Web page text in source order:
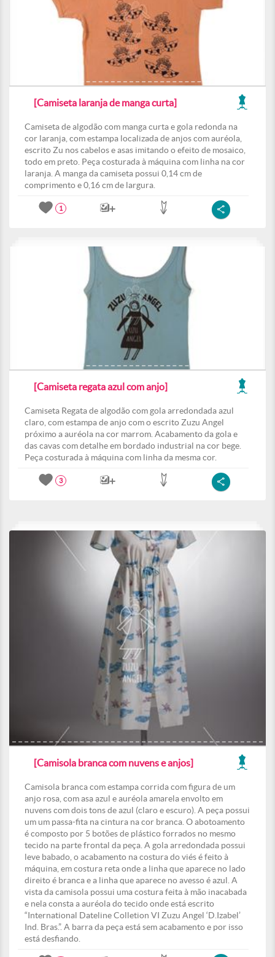
[Camiseta laranja de manga curta]
Camiseta de algodão com manga curta e gola redonda na
cor laranja, com estampa localizada de anjos com auréola,
escrito Zu nos cabelos e asas imitando o efeito de mosaico,
todo em preto. Peça costurada à máquina com linha na cor
laranja. A manga da camiseta possui 0,14 cm de
comprimento e 0,16 cm de largura.
1
[Camiseta regata azul com anjo]
Camiseta Regata de algodão com gola arredondada azul
claro, com estampa de anjo com o escrito Zuzu Angel
próximo a auréola na cor marrom. Acabamento da gola e
das cavas com detalhe em bordado industrial na cor bege.
Peça costurada à máquina com linha da mesma cor.
3
[Camisola branca com nuvens e anjos]
Camisola branca com estampa corrida com figura de um
anjo rosa, com asa azul e auréola amarela envolto em
nuvens com dois tons de azul (claro e escuro). A peça possui
um um passa-fita na cintura na cor branca. O abotoamento
é composto por 5 botões de plástico forrados no mesmo
tecido na parte frontal da peça. A gola arredondada possui
leve babado, o acabamento na costura do viés é feito à
máquina, em costura reta onde a linha que aparece no lado
direito é branca e a linha que aparece no avesso é azul. A
vista da camisola possui uma costura feita à mão inacabada
e nela consta a auréola do tecido onde está escrito
“International Dateline Colletion VI Zuzu Angel ‘D.Izabel’
Ind. Bras.”. A barra da peça está sem acabamento e por isso
está desfiando.